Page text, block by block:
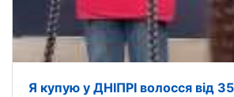
Я купую у ДНІПРІ волосся від